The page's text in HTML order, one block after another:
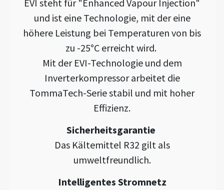
EVI steht für "Enhanced Vapour Injection"
und ist eine Technologie, mit der eine
höhere Leistung bei Temperaturen von bis
zu -25°C erreicht wird.
Mit der EVI-Technologie und dem
Inverterkompressor arbeitet die
TommaTech-Serie stabil und mit hoher
Effizienz.
Sicherheitsgarantie
Das Kältemittel R32 gilt als
umweltfreundlich.
Intelligentes Stromnetz